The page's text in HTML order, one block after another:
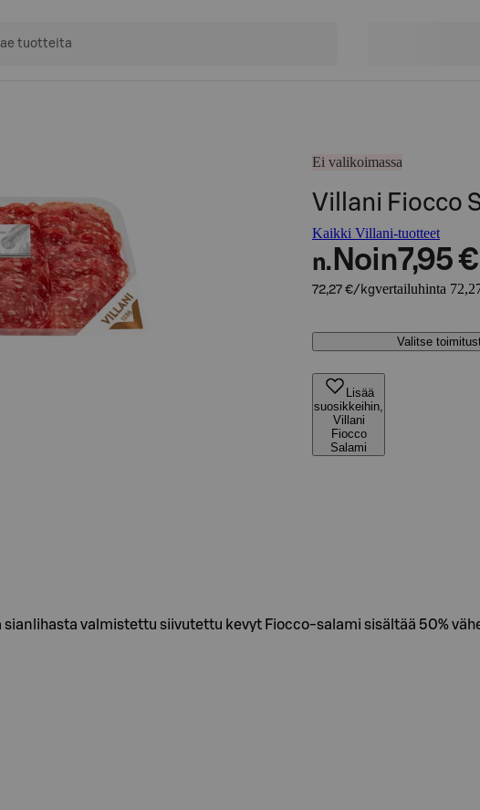
Ei valikoimassa
Villani Fiocco
Kaikki Villani-tuotteet
n. Noin7,95 €
72,27 €/kgvertailuhinta
Valitse
Lisää
suosikkeihin,
Villani
Fiocco
Salami
valmistettu siivutettu kevyt Fiocco-salami sisältää 50%